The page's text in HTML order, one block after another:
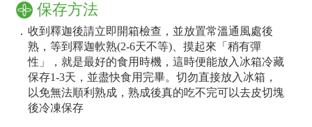
保存方法
． 收到釋迦後請立即開箱檢查，並放置常溫通風處後
熟，等到釋迦軟熟(2-6天不等)、摸起來「稍有彈
性」，就是最好的食用時機，這時便能放入冰箱冷藏
保存1-3天，並盡快食用完畢。切勿直接放入冰箱，
以免無法順利熟成，熟成後真的吃不完可以去皮切塊
後冷凍保存